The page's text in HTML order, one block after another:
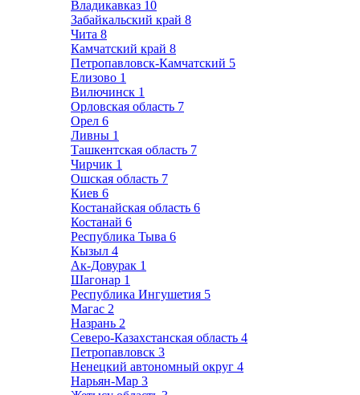
Владикавказ 10
Забайкальский край 8
Чита 8
Камчатский край 8
Петропавловск-Камчатский 5
Елизово 1
Вилючинск 1
Орловская область 7
Орел 6
Ливны 1
Ташкентская область 7
Чирчик 1
Ошская область 7
Киев 6
Костанайская область 6
Костанай 6
Республика Тыва 6
Кызыл 4
Ак-Довурак 1
Шагонар 1
Республика Ингушетия 5
Магас 2
Назрань 2
Северо-Казахстанская область 4
Петропавловск 3
Ненецкий автономный округ 4
Нарьян-Мар 3